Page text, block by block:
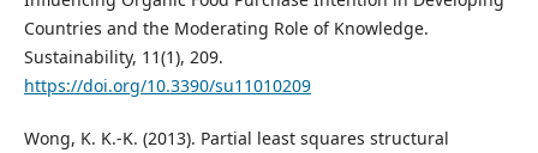
Countries and the Moderating Role of Knowledge.
Sustainability, 11(1), 209.
https://doi.org/10.3390/su11010209
Wong, K. K.-K. (2013). Partial least squares structural